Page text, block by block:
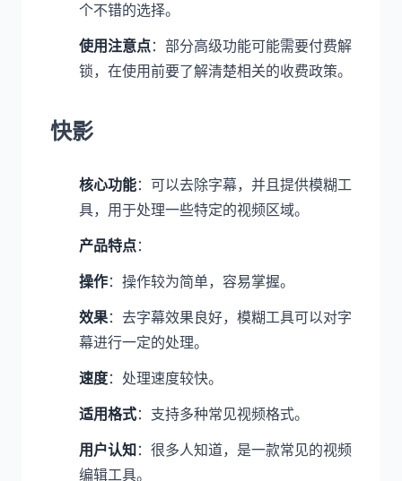
个不错的选择。
使用注意点：部分高级功能可能需要付费解
锁，在使用前要了解清楚相关的收费政策。
快影
核心功能：可以去除字幕，并且提供模糊工
具，用于处理一些特定的视频区域。
产品特点：
操作：操作较为简单，容易掌握。
效果：去字幕效果良好，模糊工具可以对字
幕进行一定的处理。
速度：处理速度较快。
适用格式：支持多种常见视频格式。
用户认知 ：很多人知道，是一款常见的视频
编辑工具。